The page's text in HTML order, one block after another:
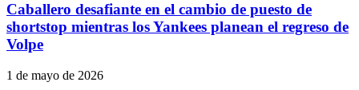
Caballero desafiante en el cambio de puesto de
shortstop mientras los Yankees planean el regreso de
Volpe
1 de mayo de 2026